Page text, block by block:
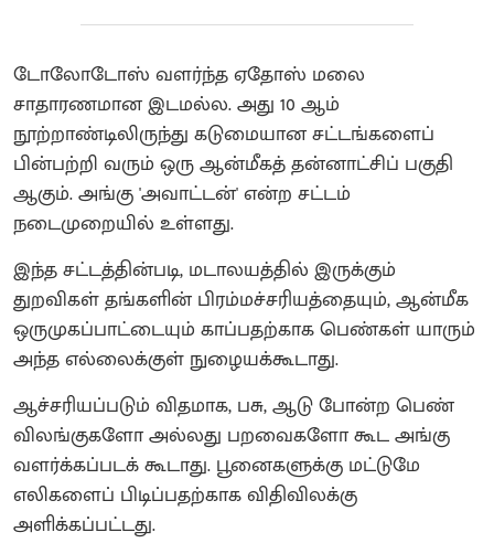
டோலோடோஸ் வளர்ந்த ஏதோஸ் மலை
சாதாரணமான இடமல்ல. அது 10 ஆம்
நூற்றாண்டிலிருந்து கடுமையான சட்டங்களைப்
பின்பற்றி வரும் ஒரு ஆன்மீகத் தன்னாட்சிப் பகுதி
ஆகும். அங்கு 'அவாட்டன்' என்ற சட்டம்
நடைமுறையில் உள்ளது.
இந்த சட்டத்தின்படி, மடாலயத்தில் இருக்கும்
துறவிகள் தங்களின் பிரம்மச்சரியத்தையும், ஆன்மீக
ஒருமுகப்பாட்டையும் காப்பதற்காக பெண்கள் யாரும்
அந்த எல்லைக்குள் நுழையக்கூடாது.
ஆச்சரியப்படும் விதமாக, பசு, ஆடு போன்ற பெண்
விலங்குகளோ அல்லது பறவைகளோ கூட அங்கு
வளர்க்கப்படக் கூடாது. பூனைகளுக்கு மட்டுமே
எலிகளைப் பிடிப்பதற்காக விதிவிலக்கு
அளிக்கப்பட்டது.